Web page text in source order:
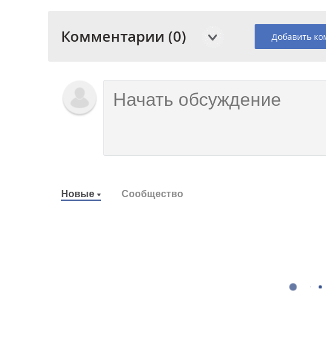
Комментарии (0) Добавить
Новые Сообщество